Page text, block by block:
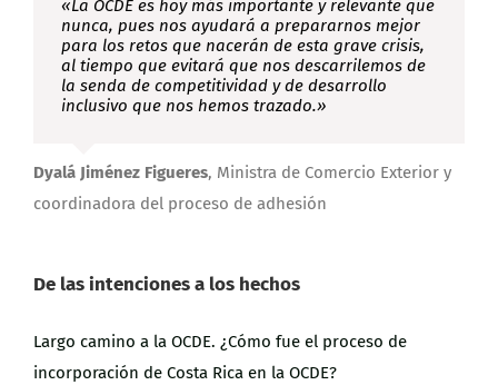
«La OCDE es hoy más importante y relevante que
nunca, pues nos ayudará a prepararnos mejor
para los retos que nacerán de esta grave crisis,
al tiempo que evitará que nos descarrilemos de
la senda de competitividad y de desarrollo
inclusivo que nos hemos trazado.»
Dyalá Jiménez Figueres, Ministra de Comercio Exterior y
coordinadora del proceso de adhesión
De las intenciones a los hechos
Largo camino a la OCDE. ¿Cómo fue el proceso de
incorporación de Costa Rica en la OCDE?